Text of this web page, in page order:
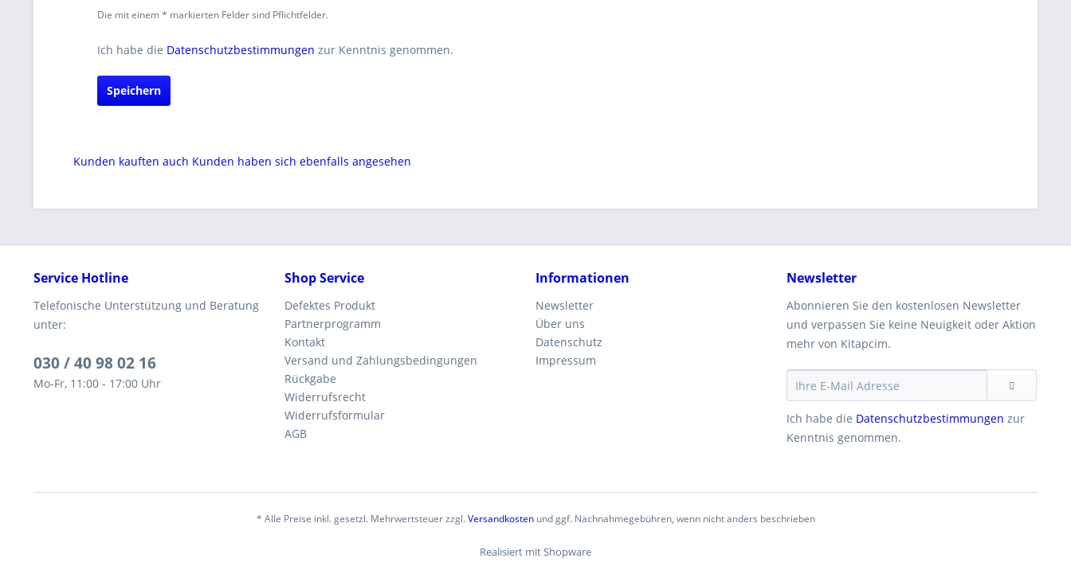
Die mit einem * markierten Felder sind Pflichtfelder.
Ich habe die Datenschutzbestimmungen zur Kenntnis genommen.
Speichern
Kunden kauften auch Kunden haben sich ebenfalls angesehen
Service Hotline
Telefonische Unterstützung und Beratung
unter:
030 / 40 98 02 16
Mo-Fr, 11:00 - 17:00 Uhr
Shop Service
Defektes Produkt
Partnerprogramm
Kontakt
Versand und Zahlungsbedingungen
Rückgabe
Widerrufsrecht
Widerrufsformular
AGB
Informationen
Newsletter
Über uns
Datenschutz
Impressum
Newsletter
Abonnieren Sie den kostenlosen Newsletter
und verpassen Sie keine Neuigkeit oder Aktion
mehr von Kitapcim.
Ich habe die Datenschutzbestimmungen zur
Kenntnis genommen.
* Alle Preise inkl. gesetzl. Mehrwertsteuer zzgl.Versandkostenund ggf. Nachnahmegebühren, wenn nicht anders beschrieben
Realisiert mit Shopware